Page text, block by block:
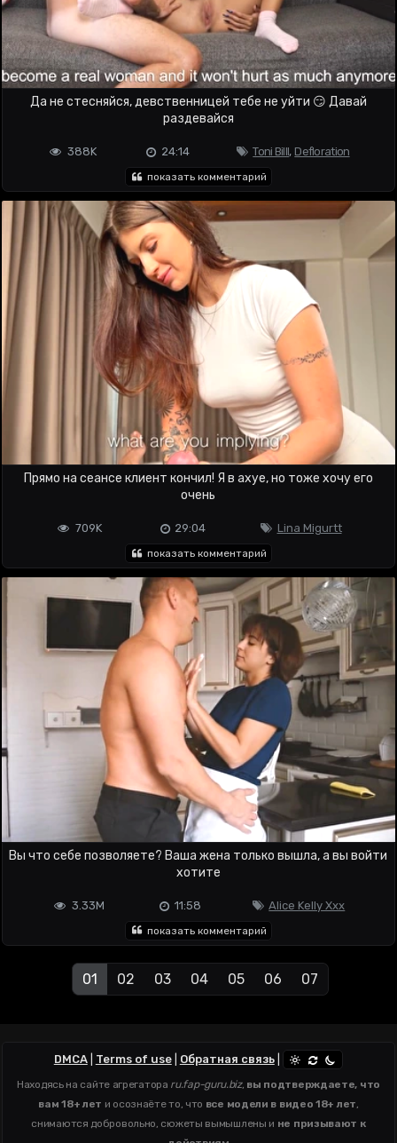
Да не стесняйся, девственницей тебе не уйти 😏 Давай
раздевайся
Toni Billl, Defloration
24:14
388K
показать комментарий
Прямо на сеансе клиент кончил! Я в ахуе, но тоже хочу его
очень
Lina Migurtt
29:04
709K
показать комментарий
Вы что себе позволяете? Ваша жена только вышла, а вы войти
хотите
Alice Kelly Xxx
11:58
3.33M
показать комментарий
01 02 03 04 05 06 07
DMCA| Terms of use| Обратная связь
Находясь на сайте агрегатора ru.fap-guru.biz, вы подтверждаете, что
вам 18+ лет и осознаёте то, что все модели в видео 18+ лет,
снимаются добровольно, сюжеты вымышлены и не призывают к